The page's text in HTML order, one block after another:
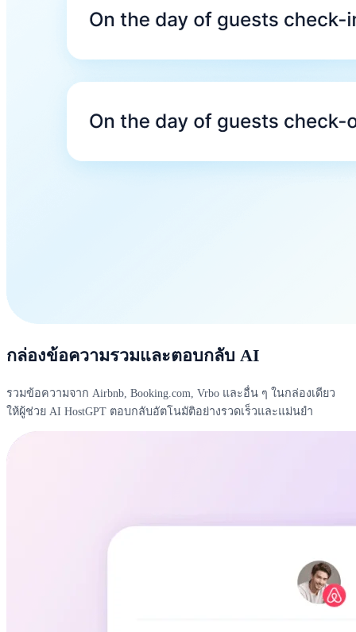
กล่องข้อความรวมและตอบกลับ AI
รวมข้อความจาก Airbnb, Booking.com, Vrbo และอื่น ๆ ในกล่องเดียว
ให้ผู้ช่วย AI HostGPT ตอบกลับอัตโนมัติอย่างรวดเร็วและแม่นยำ